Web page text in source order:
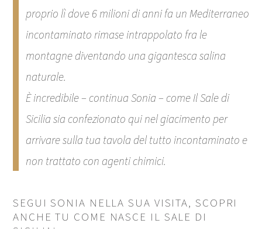
proprio lì dove 6 milioni di anni fa un Mediterraneo
incontaminato rimase intrappolato fra le
montagne diventando una gigantesca salina
naturale.
È incredibile – continua Sonia – come Il Sale di
Sicilia sia confezionato qui nel giacimento per
arrivare sulla tua tavola del tutto incontaminato e
non trattato con agenti chimici.
SEGUI SONIA NELLA SUA VISITA, SCOPRI
ANCHE TU COME NASCE IL SALE DI
SICILIA!